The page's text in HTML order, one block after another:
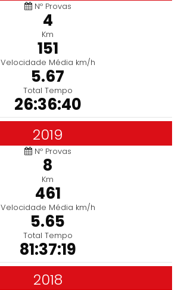
Nº Provas
4
Km
151
Velocidade Média km/h
5.67
Total Tempo
26:36:40
2019
Nº Provas
8
Km
461
Velocidade Média km/h
5.65
Total Tempo
81:37:19
2018